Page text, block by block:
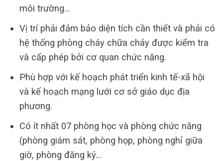
môi trường…
Vị trí phải đảm bảo diện tích cần thiết và phải có
hệ thống phòng cháy chữa cháy được kiểm tra
và cấp phép bởi cơ quan chức năng.
Phù hợp với kế hoạch phát triển kinh tế-xã hội
và kế hoạch mạng lưới cơ sở giáo dục địa
phương.
Có ít nhất 07 phòng học và phòng chức năng
(phòng giám sát, phòng họp, phòng nghỉ giữa
giờ, phòng đăng ký…